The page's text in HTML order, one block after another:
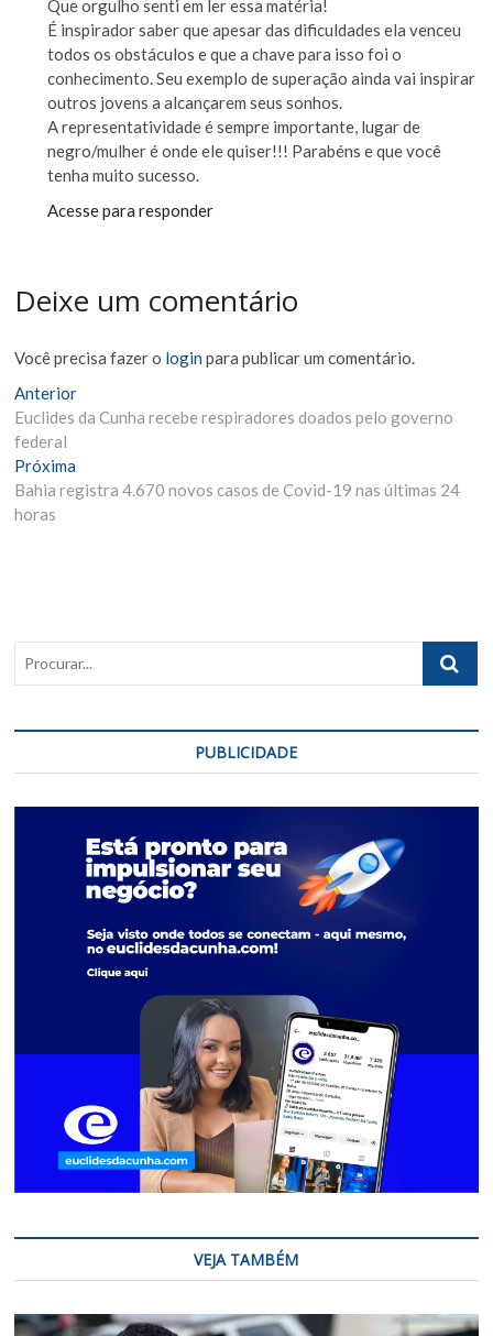
Que orgulho senti em ler essa matéria!
É inspirador saber que apesar das dificuldades ela venceu
todos os obstáculos e que a chave para isso foi o
conhecimento. Seu exemplo de superação ainda vai inspirar
outros jovens a alcançarem seus sonhos.
A representatividade é sempre importante, lugar de
negro/mulher é onde ele quiser!!! Parabéns e que você
tenha muito sucesso.
Acesse para responder
Deixe um comentário
Você precisa fazer o login para publicar um comentário.
Navegação
de
Post
AnteriorMatéria
Anterior:
Euclides da Cunha recebe respiradores doados pelo governo
federal
Próxima
Materia:
Bahia registra 4.670 novos casos de Covid-19 nas últimas 24
horas
PUBLICIDADE
VEJA TAMBÉM